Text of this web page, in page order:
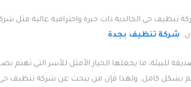
تنظيف حي الخالدية ذات خبرة واحترافية عالية مثل شركة
شركة تنظيف بجدة
للبيئة، ما يجعلها الخيار الأمثل للأسر التي تهتم
بشكل كامل. ولهذا فإن من يبحث عن شركة تنظيف حي